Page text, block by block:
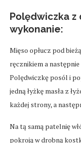
Polędwiczka z
wykonanie:
Mięso opłucz pod
ręcznikiem a
Polędwiczkę posól i
jedną łyżkę masła z
każdej strony, a
Na tą samą patelnię
pokroją w drobną